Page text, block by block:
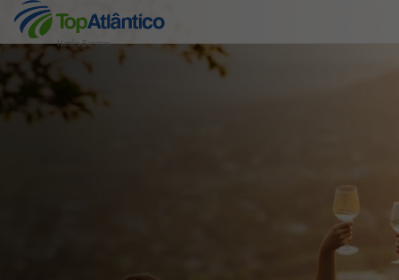
Hotéis Baratos
Destinos